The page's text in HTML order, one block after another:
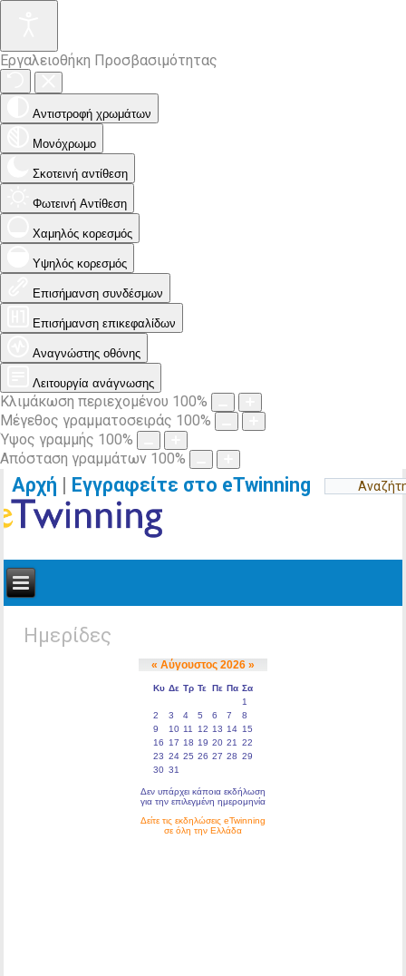
Εργαλειοθήκη Προσβασιμότητας
Αντιστροφή χρωμάτων
Μονόχρωμο
Σκοτεινή αντίθεση
Φωτεινή Αντίθεση
Χαμηλός κορεσμός
Υψηλός κορεσμός
Επισήμανση συνδέσμων
Επισήμανση επικεφαλίδων
Αναγνώστης οθόνης
Λειτουργία ανάγνωσης
Κλιμάκωση περιεχομένου 100%
Μέγεθος γραμματοσειράς 100%
Ύψος γραμμής 100%
Απόσταση γραμμάτων 100%
Αρχή | Εγγραφείτε στο eTwinning
Ημερίδες